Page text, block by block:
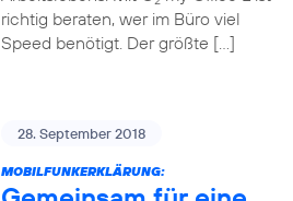
richtig beraten, wer im Büro viel
Speed benötigt. Der größte […]
28. September 2018
MOBILFUNKERKLÄRUNG: